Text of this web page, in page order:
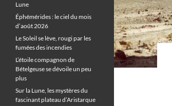
Lune
Éphémérides : le ciel du mois
d’août 2026
Le Soleil se lève, rougi par les
fumées des incendies
L’étoile compagnon de
Bételgeuse se dévoile un peu
plus
Sur la Lune, les mystères du
fascinant plateau d’Aristarque